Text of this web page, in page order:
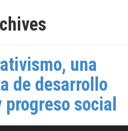
una
de desarrollo
social